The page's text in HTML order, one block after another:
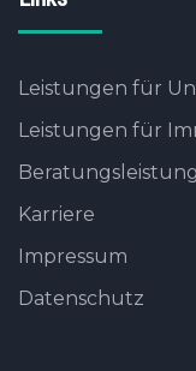
Leistungen für
Leistungen für
Karriere
Impressum
Datenschutz